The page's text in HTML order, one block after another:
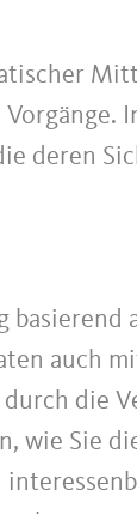
deren
basierend
auch
die
wie Sie